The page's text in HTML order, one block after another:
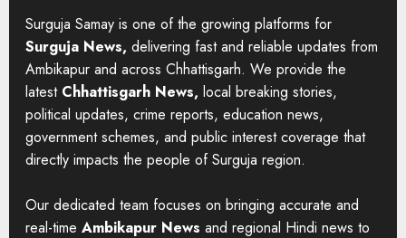
Surguja Samay is one of the growing platforms for
Surguja News, delivering fast and reliable updates from
Ambikapur and across Chhattisgarh. We provide the
latest Chhattisgarh News, local breaking stories,
political updates, crime reports, education news,
government schemes, and public interest coverage that
directly impacts the people of Surguja region.
Our dedicated team focuses on bringing accurate and
real-time Ambikapur News and regional Hindi news to